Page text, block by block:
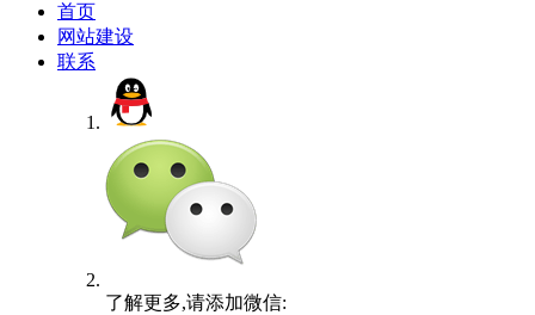
首页
网站建设
联系
了解更多,请添加微信: